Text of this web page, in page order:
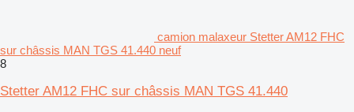
camion malaxeur Stetter AM12 FHC
sur châssis MAN TGS 41.440 neuf
8
Stetter AM12 FHC sur châssis MAN TGS 41.440